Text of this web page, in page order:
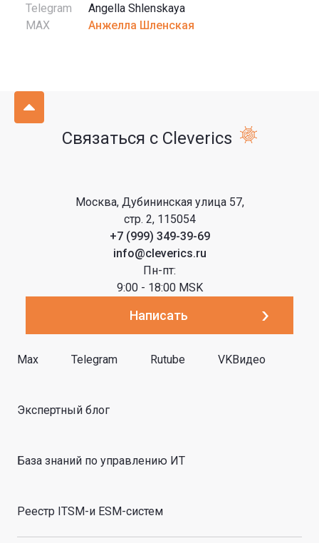
Telegram
Angella Shlenskaya
MAX
Анжелла Шленская
Связаться с Cleverics
Москва, Дубининская улица 57,
стр. 2, 115054
+7 (999) 349-39-69
info@cleverics.ru
Пн-пт:
9:00 - 18:00 MSK
Написать
Max Telegram Rutube VKВидео
Экспертный блог
База знаний по управлению ИТ
Реестр ITSM-и ESM-систем